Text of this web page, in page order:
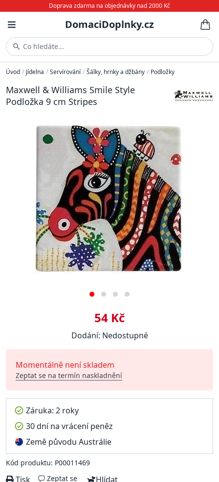
Doprava zdarma na objednávky nad 2000 Kč
DomaciDoplnky.cz
Co hledáte...
Úvod / Jídelna / Servírování / Šálky, hrnky a džbány / Podložky
Maxwell & Williams Smile Style
Podložka 9 cm Stripes
54 Kč
Dodání: Nedostupné
Momentálně není skladem
Zeptat se na termín naskladnění
Záruka: 2 roky
30 dní na vrácení peněz
Země původu Austrálie
Kód produktu: P00011469
Tisk Zeptat se Hlídat